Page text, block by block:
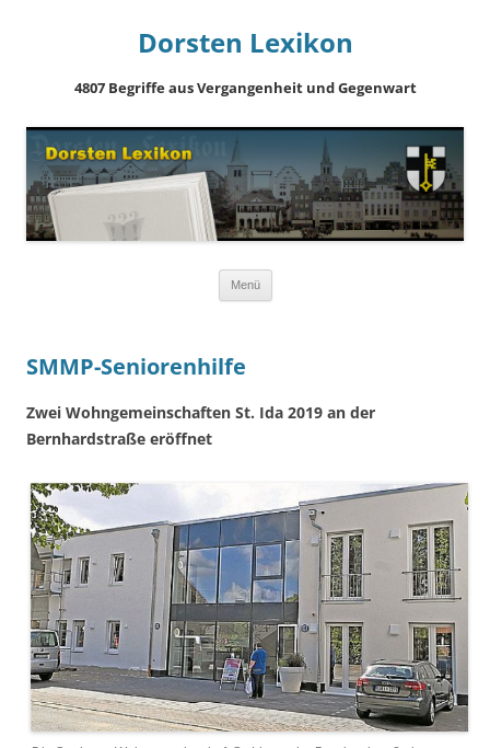
Dorsten Lexikon
4807 Begriffe aus Vergangenheit und Gegenwart
Menü
SMMP-Seniorenhilfe
Zwei Wohngemeinschaften St. Ida 2019 an der
Bernhardstraße eröffnet